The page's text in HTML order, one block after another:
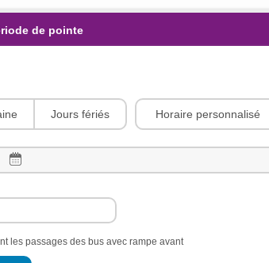
de pointe
Jours fériés Horaire personnalisé
les passages des bus avec rampe avant